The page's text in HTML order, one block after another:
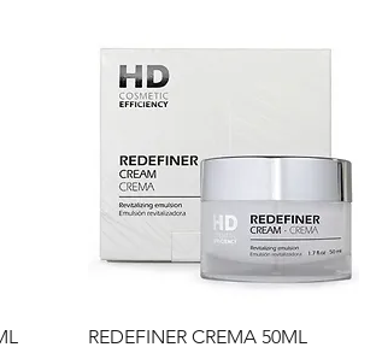
Vista rápida
REDEFINER CREMA 50ML